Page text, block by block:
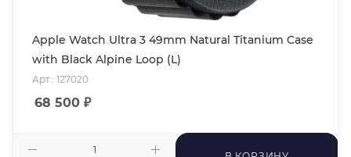
Apple Watch Ultra 3 49mm Natural Titanium Case
with Black Alpine Loop (L)
Арт.: 127020
68 500 ₽